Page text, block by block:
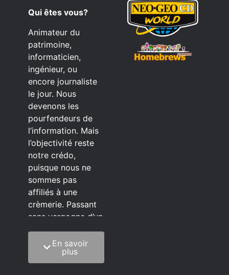
Qui êtes vous?
Animateur du
patrimoine,
informaticien,
ingénieur, ou
encore journaliste
le jour. Nous
devenons les
pourfendeurs de
l’information. Mais
l’objectivité reste
notre crédo,
puisque nous ne
sommes pas
affiliés à une
crèmerie. Passant
sans vergogne d’un
C’est quoi notre
méthode?
En savoir
plus